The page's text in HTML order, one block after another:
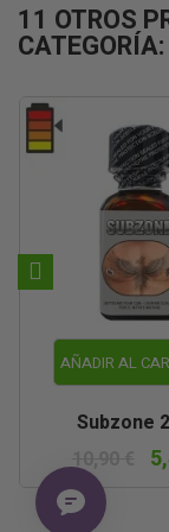
11 OTROS
CATEGORÍA:
AÑADIR AL
Subzone
10,90 €